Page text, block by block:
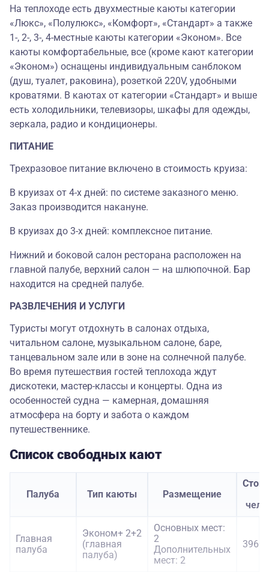
На теплоходе есть двухместные каюты категории
«Люкс», «Полулюкс», «Комфорт», «Стандарт» а также
1-, 2-, 3-, 4-местные каюты категории «Эконом». Все
каюты комфортабельные, все (кроме кают категории
«Эконом») оснащены индивидуальным санблоком
(душ, туалет, раковина), розеткой 220V, удобными
кроватями. В каютах от категории «Стандарт» и выше
есть холодильники, телевизоры, шкафы для одежды,
зеркала, радио и кондиционеры.
ПИТАНИЕ
Трехразовое питание включено в стоимость круиза:
В круизах от 4-х дней: по системе заказного меню.
Заказ производится накануне.
В круизах до 3-х дней: комплексное питание.
Нижний и боковой салон ресторана расположен на
главной палубе, верхний салон — на шлюпочной. Бар
находится на средней палубе.
РАЗВЛЕЧЕНИЯ И УСЛУГИ
Туристы могут отдохнуть в салонах отдыха,
читальном салоне, музыкальном салоне, баре,
танцевальном зале или в зоне на солнечной палубе.
Во время путешествия гостей теплохода ждут
дискотеки, мастер-классы и концерты. Одна из
особенностей судна — камерная, домашняя
атмосфера на борту и забота о каждом
путешественнике.
Список свободных кают
Палуба Тип каюты Размещение
Главная
палуба
Эконом+ 2+2
(главная
палуба)
Основных мест:
2
Дополнительных
мест: 2